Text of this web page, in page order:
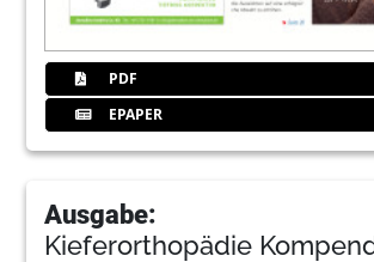
PDF
EPAPER
Ausgabe:
Kieferorthopädie